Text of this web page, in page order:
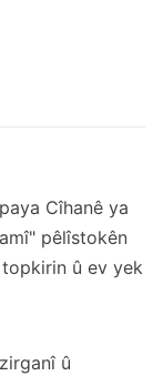
Cîhanê ya
pêlîstokên
û ev yek
û